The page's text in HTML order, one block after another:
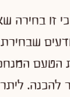
זו בחירה
הטעם